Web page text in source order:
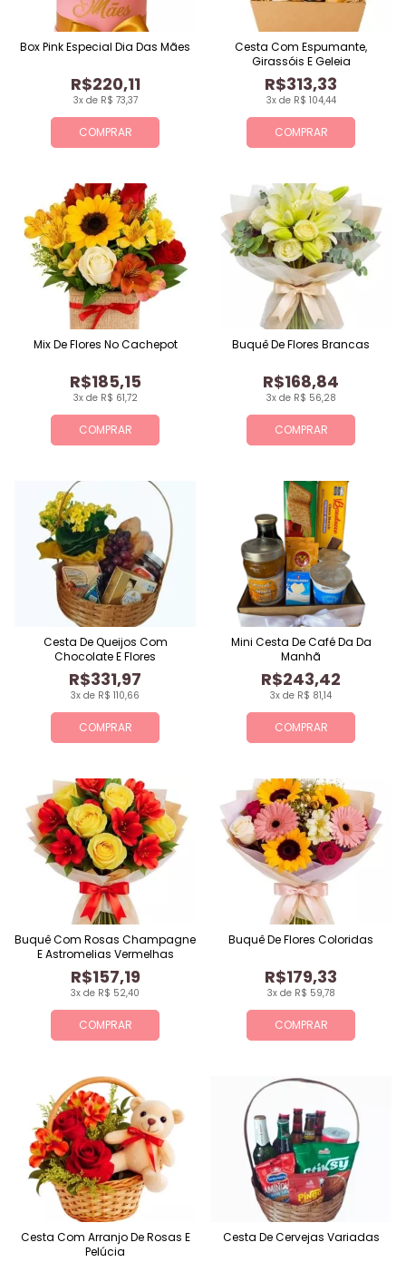
COMPRAR
3x de R$ 73,37
R$220,11
Box Pink Especial Dia Das Mães
COMPRAR
3x de R$ 104,44
R$313,33
Cesta Com Espumante,
Girassóis E Geleia
COMPRAR
3x de R$ 61,72
R$185,15
Mix De Flores No Cachepot
COMPRAR
3x de R$ 56,28
R$168,84
Buquê De Flores Brancas
COMPRAR
3x de R$ 110,66
R$331,97
Cesta De Queijos Com
Chocolate E Flores
COMPRAR
3x de R$ 81,14
R$243,42
Mini Cesta De Café Da Da
Manhã
COMPRAR
3x de R$ 52,40
R$157,19
Buquê Com Rosas Champagne
E Astromelias Vermelhas
COMPRAR
3x de R$ 59,78
R$179,33
Buquê De Flores Coloridas
Cesta Com Arranjo De Rosas E
Pelúcia
Cesta De Cervejas Variadas